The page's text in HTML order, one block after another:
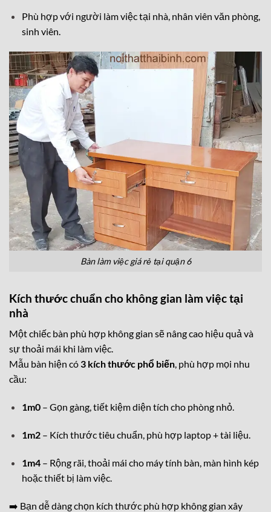
Phù hợp với người làm việc tại nhà, nhân viên văn phòng,
sinh viên.
Bàn làm việc giá rẻ tại quận 6
Kích thước chuẩn cho không gian làm việc tại
nhà
Một chiếc bàn phù hợp không gian sẽ nâng cao hiệu quả và
sự thoải mái khi làm việc.
Mẫu bàn hiện có 3 kích thước phổ biến, phù hợp mọi nhu
cầu:
1m0– Gọn gàng, tiết kiệm diện tích cho phòng nhỏ.
1m2– Kích thước tiêu chuẩn, phù hợp laptop + tài liệu.
1m4– Rộng rãi, thoải mái cho máy tính bàn, màn hình kép
hoặc thiết bị làm việc.
➡️ Bạn dễ dàng chọn kích thước phù hợp không gian xây